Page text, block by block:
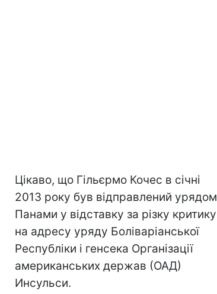
Цікаво, що Гільєрмо Кочес в січні
2013 року був відправлений урядом
Панами у відставку за різку критику
на адресу уряду Боліваріанської
Республіки і генсека Організації
американських держав (ОАД)
Инсульси.